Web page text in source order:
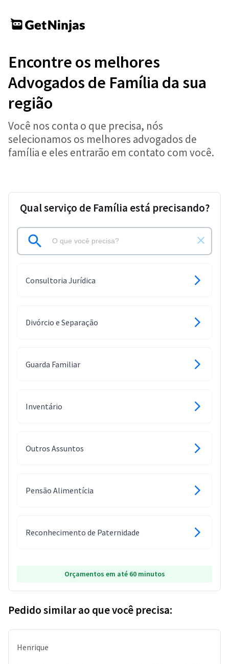
Encontre os melhores
Advogados de Família da sua
região
Você nos conta o que precisa, nós
selecionamos os melhores advogados de
família e eles entrarão em contato com você.
Qual serviço de Família está precisando?
Consultoria Jurídica
Divórcio e Separação
Guarda Familiar
Inventário
Outros Assuntos
Pensão Alimentícia
Reconhecimento de Paternidade
Orçamentos em até 60 minutos
Pedido similar ao que você precisa:
Henrique